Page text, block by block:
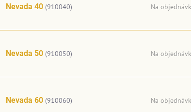
Nevada 40 (910040) Na
Nevada 50 (910050) Na
Nevada 60 (910060) Na